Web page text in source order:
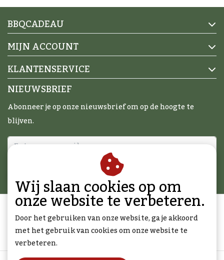
BBQCADEAU
MIJN ACCOUNT
KLANTENSERVICE
NIEUWSBRIEF
Abonneer je op onze nieuwsbrief om op de hoogte te
blijven.
Wij slaan cookies op om
onze website te verbeteren.
Door het gebruiken van onze website, ga je akkoord
met het gebruik van cookies om onze website te
verbeteren.